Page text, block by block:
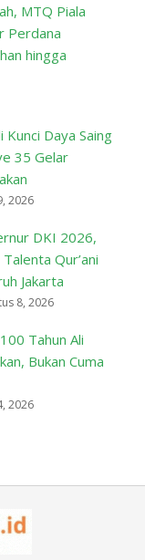
MTQ Piala
Perdana
hingga
Daya Saing
35 Gelar
2026
DKI 2026,
Qur’ani
Jakarta
8, 2026
Tahun Ali
Bukan Cuma
2026